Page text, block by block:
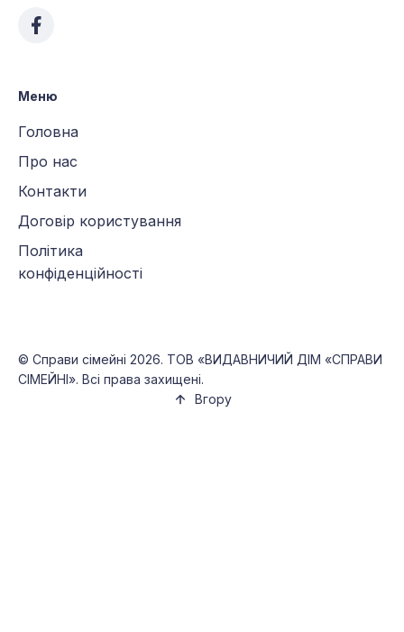
Меню
Головна
Про нас
Контакти
Договір користування
Політика
конфіденційності
© Справи сімейні 2026. ТОВ «ВИДАВНИЧИЙ ДІМ «СПРАВИ
СІМЕЙНІ». Всі права захищені.
Вгору